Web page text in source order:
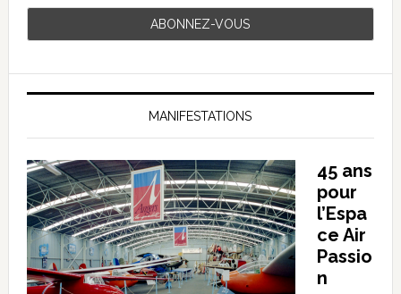
MANIFESTATIONS
45 ans
pour
l’Espa
ce Air
Passio
n